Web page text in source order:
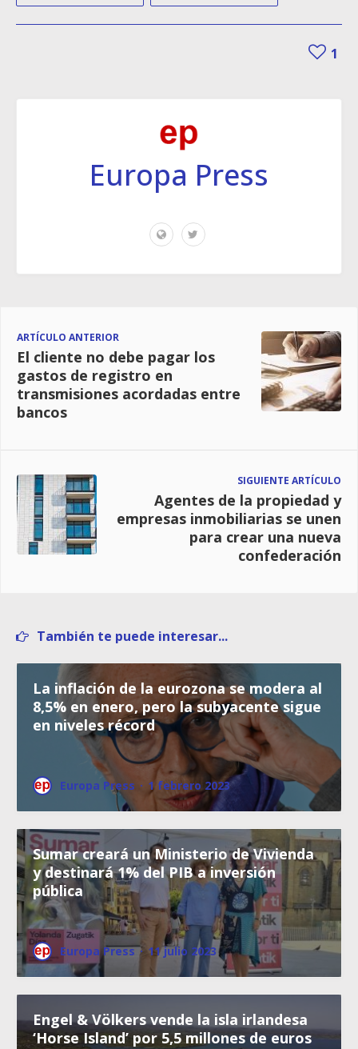
1
Europa Press
ARTÍCULO ANTERIOR
El cliente no debe pagar los
gastos de registro en
transmisiones acordadas entre
bancos
SIGUIENTE ARTÍCULO
Agentes de la propiedad y
empresas inmobiliarias se unen
para crear una nueva
confederación
También te puede interesar...
La inflación de la eurozona se modera al
8,5% en enero, pero la subyacente sigue
en niveles récord
Europa Press · 1 febrero 2023
Sumar creará un Ministerio de Vivienda
y destinará 1% del PIB a inversión
pública
Europa Press · 11 julio 2023
Engel & Völkers vende la isla irlandesa
‘Horse Island’ por 5,5 millones de euros